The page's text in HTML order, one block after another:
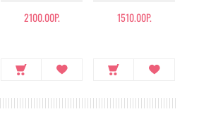
2100.00Р. 1510.00Р.